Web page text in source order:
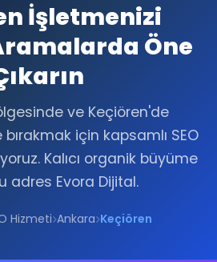
İşletmenizi
Öne
ve Keçiören'de
için kapsamlı SEO
Kalıcı organik büyüme
adres Evora Dijital.
Hizmeti Ankara Keçiören